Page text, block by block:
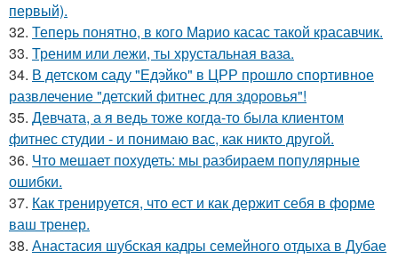
первый).
32. Теперь понятно, в кого Марио касас такой красавчик.
33. Треним или лежи, ты хрустальная ваза.
34. В детском саду "Едэйко" в ЦРР прошло спортивное
развлечение "детский фитнес для здоровья"!
35. Девчата, а я ведь тоже когда-то была клиентом
фитнес студии - и понимаю вас, как никто другой.
36. Что мешает похудеть: мы разбираем популярные
ошибки.
37. Как тренируется, что ест и как держит себя в форме
ваш тренер.
38. Анастасия шубская кадры семейного отдыха в Дубае